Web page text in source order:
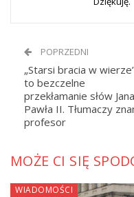
POPRZEDNI
„Starsi bracia w
to bezczelne
przekłamanie słów Jana
Pawła II. Tłumaczy
profesor
MOŻE CI SIĘ
WIADOMOŚCI